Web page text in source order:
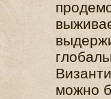
можно